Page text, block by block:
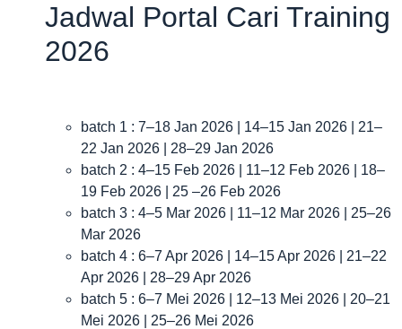
Jadwal Portal Cari Training
2026
batch 1 : 7–18 Jan 2026 | 14–15 Jan 2026 | 21–
22 Jan 2026 | 28–29 Jan 2026
batch 2 : 4–15 Feb 2026 | 11–12 Feb 2026 | 18–
19 Feb 2026 | 25 –26 Feb 2026
batch 3 : 4–5 Mar 2026 | 11–12 Mar 2026 | 25–26
Mar 2026
batch 4 : 6–7 Apr 2026 | 14–15 Apr 2026 | 21–22
Apr 2026 | 28–29 Apr 2026
batch 5 : 6–7 Mei 2026 | 12–13 Mei 2026 | 20–21
Mei 2026 | 25–26 Mei 2026